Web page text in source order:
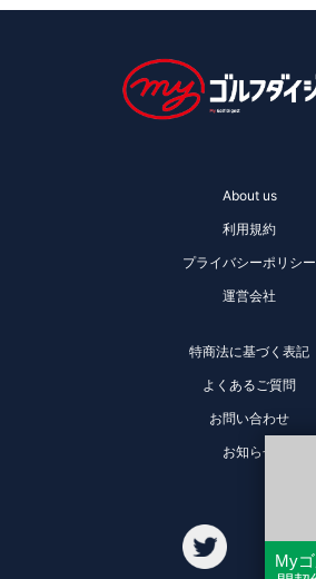
About us
利用規約
プライバシーポリシー
運営会社
特商法に基づく表記
よくあるご質問
お問い合わせ
お知らせ